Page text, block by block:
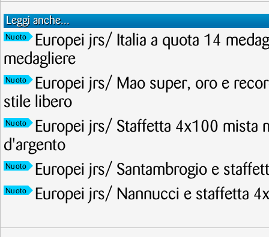
Leggi anche...
Nuoto
Europei jrs/ Italia a quota 14
medagliere
Nuoto
Europei jrs/ Mao super, oro e
stile libero
Nuoto
Europei jrs/ Staffetta 4x100 mista
d'argento
Nuoto Europei jrs/ Santambrogio e
Nuoto Europei jrs/ Nannucci e staffetta